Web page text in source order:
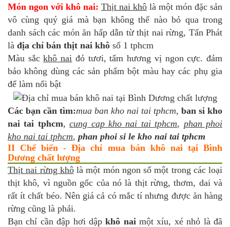
Món ngon với khô nai: Thịt nai khô là một món đặc sản
vô cùng quý giá mà bạn không thể nào bỏ qua trong
danh sách các món ăn hấp dẫn từ thịt nai rừng, Tấn Phát
là địa chỉ bán thịt nai khô số 1 tphcm
Màu sắckhô nai đỏ tươi, tẩm hương vị ngon cực. đảm
bảo không dùng các sản phẩm bột màu hay các phụ gia
để làm nổi bật
Các bạn cần tìm:mua ban kho nai tai tphcm, ban si kho
nai tai tphcm,cung cap kho nai tai tphcm, phan phoi
kho nai tai tphcm, phan phoi si le kho nai tai tphcm
II Chế biến - Địa chỉ mua bán khô nai tại Bình
Dương chất lượng
Thịt nai rừng khôlà một món ngon số một trong các loại
thịt khô, vì nguồn gốc của nó là thịt rừng, thơm, dai và
rất ít chất béo. Nên giá cả có mắc tí nhưng được ăn hàng
rừng cũng là phải.
Bạn chỉ cần đập hơi dậpkhô nai một xíu, xé nhỏ là đã